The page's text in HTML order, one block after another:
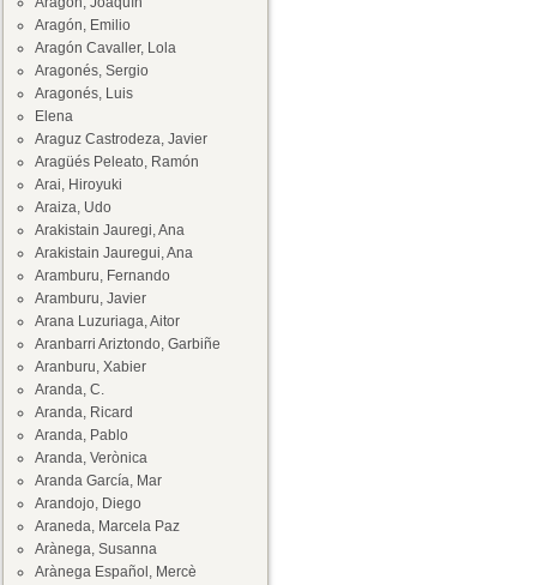
Aragón, Emilio
Aragón Cavaller, Lola
Aragonés, Sergio
Aragonés, Luis
Elena
Araguz Castrodeza, Javier
Aragüés Peleato, Ramón
Arai, Hiroyuki
Araiza, Udo
Arakistain Jauregi, Ana
Arakistain Jauregui, Ana
Aramburu, Fernando
Aramburu, Javier
Arana Luzuriaga, Aitor
Aranbarri Ariztondo, Garbiñe
Aranburu, Xabier
Aranda, C.
Aranda, Ricard
Aranda, Pablo
Aranda, Verònica
Aranda García, Mar
Arandojo, Diego
Araneda, Marcela Paz
Arànega, Susanna
Arànega Español, Mercè